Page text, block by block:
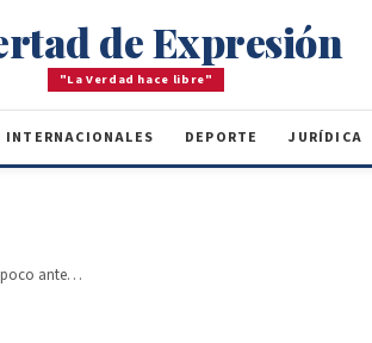
de Expresión
"La Verdad hace libre"
INTERNACIONALES DEPORTE JURÍDICA
Irán decide no asistir a las negociaciones con EE.UU. poco antes de que expire el alto el fuego